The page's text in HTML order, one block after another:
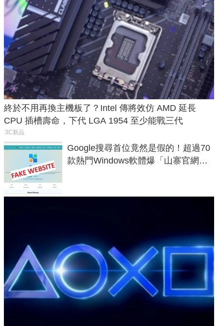
終於不用再換主機板了？Intel 傳將效仿 AMD 延長
CPU 插槽壽命，下代 LGA 1954 至少能戰三代
3C新品
Google搜尋首位竟然是假的！超過70
款熱門Windows軟體爆「山寨官網」